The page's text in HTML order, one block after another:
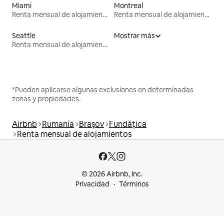
Miami
Renta mensual de alojamientos
Montreal
Renta mensual de alojamientos
Seattle
Renta mensual de alojamientos
Mostrar más
*Pueden aplicarse algunas exclusiones en determinadas
zonas y propiedades.
Airbnb Rumanía Brașov Fundățica
Renta mensual de alojamientos
© 2026 Airbnb, Inc.
Privacidad
Términos